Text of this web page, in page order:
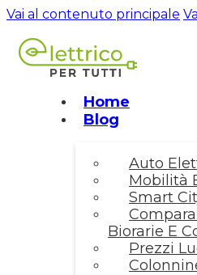
Vai al contenuto principale
Home
Blog
Auto
Mobilità
Smart
Biorarie E
Prezzi